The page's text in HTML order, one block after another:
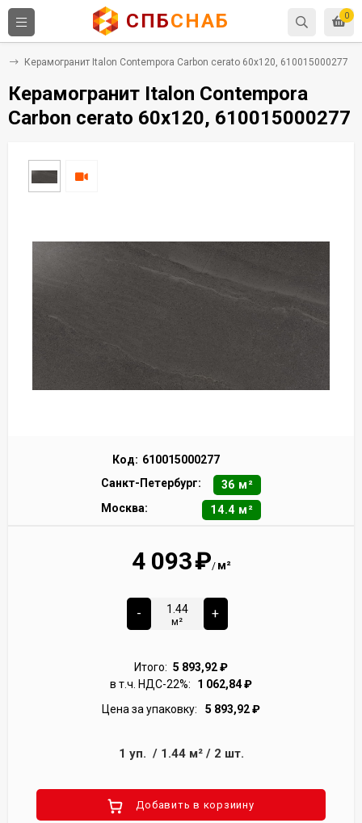
0
СПБСНАБ
Керамогранит Italon Contempora Carbon cerato 60x120, 610015000277
Керамогранит Italon Contempora
Carbon cerato 60x120, 610015000277
Код: 610015000277
Санкт-Петербург:
36 м²
Москва:
14.4 м²
4 093₽/ м²
-
м²
+
Итого: 5 893,92₽
в т.ч. НДС-22%:
1 062,84₽
Цена за упаковку:
5 893,92₽
1 уп. / 1.44м²/ 2 шт.
Добавить в корзиину